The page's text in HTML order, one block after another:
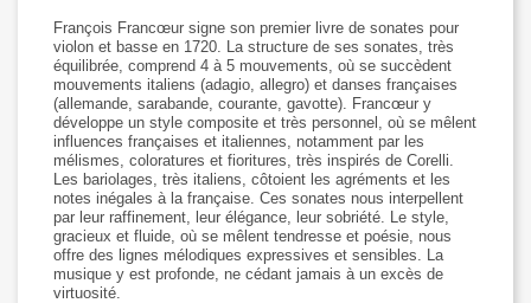
François Francœur signe son premier livre de sonates pour
violon et basse en 1720. La structure de ses sonates, très
équilibrée, comprend 4 à 5 mouvements, où se succèdent
mouvements italiens (adagio, allegro) et danses françaises
(allemande, sarabande, courante, gavotte). Francœur y
développe un style composite et très personnel, où se mêlent
influences françaises et italiennes, notamment par les
mélismes, coloratures et fioritures, très inspirés de Corelli.
Les bariolages, très italiens, côtoient les agréments et les
notes inégales à la française. Ces sonates nous interpellent
par leur raffinement, leur élégance, leur sobriété. Le style,
gracieux et fluide, où se mêlent tendresse et poésie, nous
offre des lignes mélodiques expressives et sensibles. La
musique y est profonde, ne cédant jamais à un excès de
virtuosité.